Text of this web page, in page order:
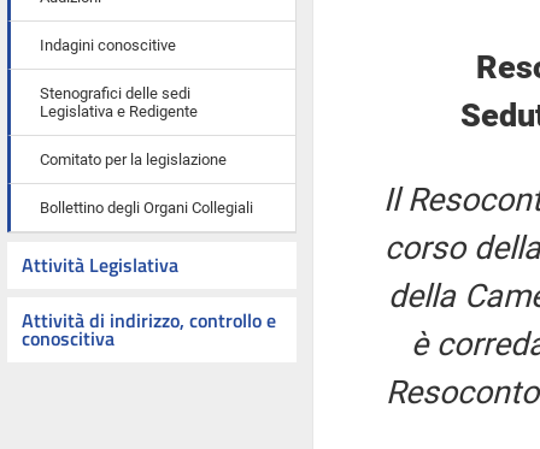
Indagini conoscitive
Stenografici delle sedi
Legislativa e Redigente
Comitato per la legislazione
Bollettino degli Organi Collegiali
Attività Legislativa
Attività di indirizzo, controllo e
conoscitiva
Il
corso
della
è